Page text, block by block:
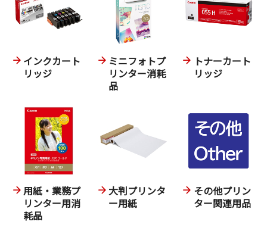
インクカート
リッジ
ミニフォトプ
リンター消耗
品
トナーカート
リッジ
用紙・業務プ
リンター用消
耗品
大判プリンタ
ー用紙
その他プリン
ター関連用品